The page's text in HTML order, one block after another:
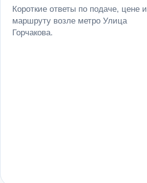
Короткие ответы по подаче, цене и
маршруту возле метро Улица
Горчакова.